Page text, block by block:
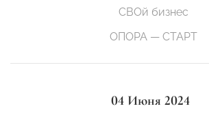
СВОй бизнес
ОПОРА — СТАРТ
04 Июня 2024